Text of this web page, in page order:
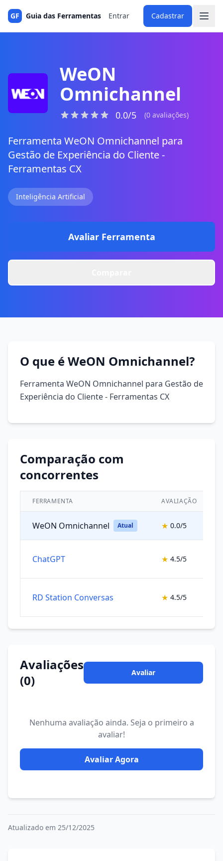
GF Guia das Ferramentas Entrar Cadastrar
WeON
Omnichannel
0.0/5 (0 avaliações)
Ferramenta WeON Omnichannel para
Gestão de Experiência do Cliente -
Ferramentas CX
Inteligência Artificial
Avaliar Ferramenta
O que é WeON Omnichannel?
Ferramenta WeON Omnichannel para Gestão de
Experiência do Cliente - Ferramentas CX
Comparação com
concorrentes
FERRAMENTA AVALIAÇÃO
WeON Omnichannel Atual ★ 0.0/5
ChatGPT ★ 4.5/5
RD Station Conversas ★ 4.5/5
Avaliações
(0)
Avaliar
Nenhuma avaliação ainda. Seja o primeiro a
avaliar!
Avaliar Agora
Atualizado em 25/12/2025